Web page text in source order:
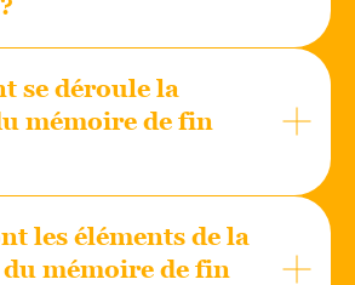
se déroule la
mémoire de fin
les éléments de la
mémoire de fin